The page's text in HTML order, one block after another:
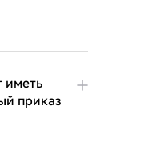
иметь
приказ